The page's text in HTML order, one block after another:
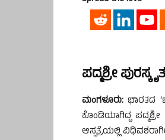
ಪದ್ಮಶ್ರೀ
ಮಂಗಳೂರು: ಭಾರತದ
ಕೊಂಡಿಯಾಗಿದ್ದ
ಆಸ್ಪತ್ರೆಯಲ್ಲಿ